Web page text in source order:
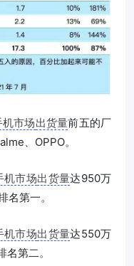
机市场出货量前五的厂
、OPPO。
机市场出货量达950万
名第一。
机市场出货量达550万
第二。